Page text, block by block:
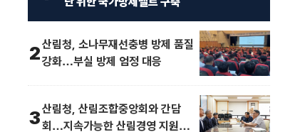
2산림청, 소나무재선충병 방제 품질
강화…부실 방제 엄정 대응
3산림청, 산림조합중앙회와 간담
회…지속가능한 산림경영 지원방안